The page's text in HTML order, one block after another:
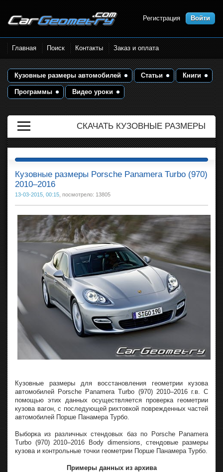
Размеры кузова автомобилей.
Контрольные точки и кузовные
размеры. Геометрия кузова
Регистрация Войти
Главная Поиск Контакты Заказ и оплата
Кузовные размеры автомобилей Статьи Книги
Программы Видео уроки
СКАЧАТЬ КУЗОВНЫЕ РАЗМЕРЫ
Кузовные размеры Porsche Panamera Turbo (970)
2010–2016
13-03-2015, 00:15 , посмотрело: 13805
Кузовные размеры для восстановления геометрии кузова
автомобилей Porsche Panamera Turbo (970) 2010–2016 г.в. С
помощью этих данных осуществляется проверка геометрии
кузова вагон, с последующей рихтовкой поврежденных частей
автомобилей Порше Панамера Турбо.
Выборка из различных стендовых баз по Porsche Panamera
Turbo (970) 2010–2016 Body dimensions, стендовые размеры
кузова и контрольные точки геометрии Порше Панамера Турбо.
Примеры данных из архива